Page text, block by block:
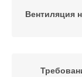
Вентиляция